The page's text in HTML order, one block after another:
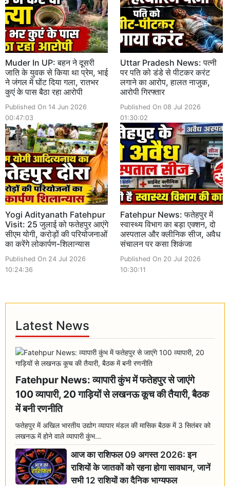
Muder In UP: बहन ने दूसरी
जाति के युवक से किया था प्रेम, भाई
ने जंगल में घोंट दिया गला, रातभर
कुएं के पास बैठा रहा आरोपी
Published On 14 Jun 2026
00:47:03
Uttar Pradesh News: पत्नी
पर पति को डंडे से पीटकर करंट
लगाने का आरोप, हालत नाजुक,
आरोपी गिरफ्तार
Published On 08 Jul 2026
01:30:02
Yogi Adityanath Fatehpur
Visit: 25 जुलाई को फतेहपुर आएंगे
सीएम योगी, करोड़ों की परियोजनाओं
का करेंगे लोकार्पण-शिलान्यास
Published On 24 Jul 2026
10:24:36
Fatehpur News: फतेहपुर में
स्वास्थ्य विभाग का बड़ा एक्शन, दो
अस्पताल और क्लीनिक सीज, अवैध
संचालन पर कसा शिकंजा
Published On 20 Jul 2026
10:30:11
Latest News
Fatehpur News: व्यापारी कुंभ में फतेहपुर से जाएंगे
100 व्यापारी, 20 गाड़ियों से लखनऊ कूच की तैयारी, बैठक
में बनी रणनीति
फतेहपुर में अखिल भारतीय उद्योग व्यापार मंडल की मासिक बैठक में 3 सितंबर को
लखनऊ में होने वाले व्यापारी कुंभ...
आज का राशिफल 09 अगस्त 2026: इन
राशियों के जातकों को रहना होगा सावधान, जानें
सभी 12 राशियों का दैनिक भाग्यफल